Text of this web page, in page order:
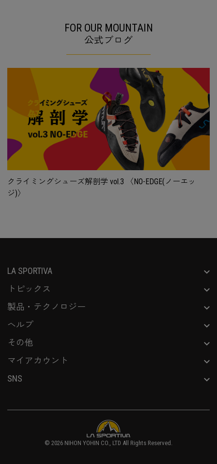
FOR OUR MOUNTAIN
公式ブログ
クライミングシューズ解剖学 vol.3 〈NO-EDGE(ノーエッ
ジ)〉
LA SPORTIVA
トピックス
製品・テクノロジー
ヘルプ
その他
マイアカウント
SNS
© 2026 NIHON YOHIN CO., LTD All Rights Reserved.